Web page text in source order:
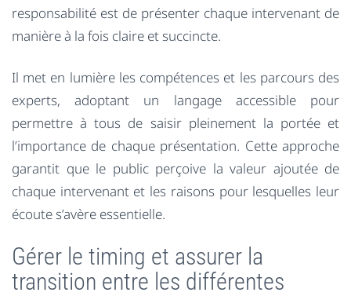
responsabilité est de présenter chaque intervenant de
manière à la fois claire et succincte.
Il met en lumière les compétences et les parcours des
experts, adoptant un langage accessible pour
permettre à tous de saisir pleinement la portée et
l’importance de chaque présentation. Cette approche
garantit que le public perçoive la valeur ajoutée de
chaque intervenant et les raisons pour lesquelles leur
écoute s’avère essentielle.
Gérer le timing et assurer la
transition entre les différentes